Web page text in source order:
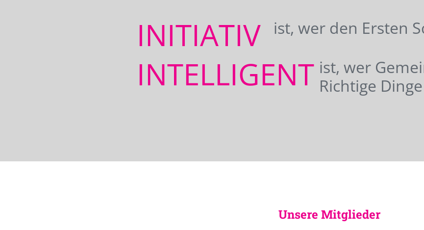
INITIATIV ist, wer den Ersten
INTELLIGENT ist, wer
Richtige
Unsere Mitglieder